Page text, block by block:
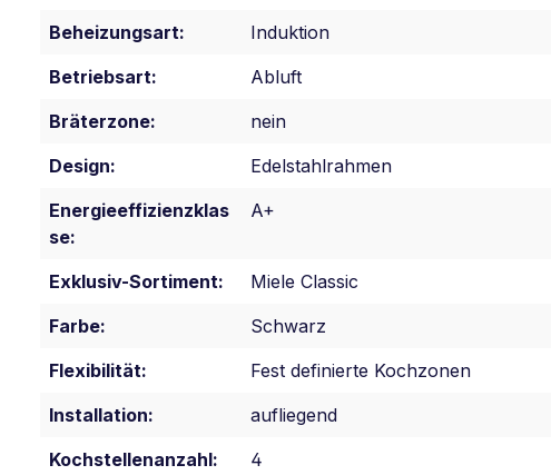
Beheizungsart:
Induktion
Betriebsart:
Abluft
Bräterzone:
nein
Design:
Edelstahlrahmen
Energieeffizienzklas
se:
A+
Exklusiv-Sortiment:
Miele Classic
Farbe:
Schwarz
Flexibilität:
Fest definierte Kochzonen
Installation:
aufliegend
Kochstellenanzahl:
4